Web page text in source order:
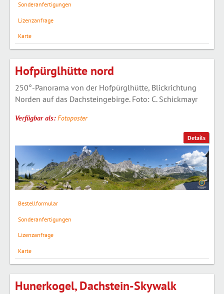
Sonderanfertigungen
Lizenzanfrage
Karte
Details
Hofpürglhütte nord
250°-Panorama von der Hofpürglhütte, Blickrichtung
Norden auf das Dachsteingebirge. Foto: C. Schickmayr
Verfügbar als:Fotoposter
Bestellformular
Sonderanfertigungen
Lizenzanfrage
Karte
Hunerkogel, Dachstein-Skywalk